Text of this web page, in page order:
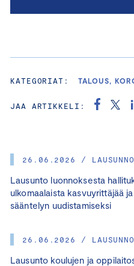
26.06.2026 /
Lausunto luonnoksesta
ulkomaalaista kasvuyrittäjää
sääntelyn uudistamiseksi
26.06.2026 /
Lausunto koulujen ja
KATEGORIAT: TALOUS,
JAA ARTIKKELI: